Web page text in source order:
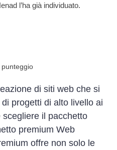
l’ha già individuato.
di siti web che si
progetti di alto livello ai
il pacchetto
premium Web
offre non solo le